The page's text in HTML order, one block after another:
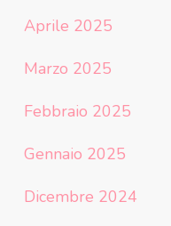
Aprile 2025
Marzo 2025
Febbraio 2025
Gennaio 2025
Dicembre 2024